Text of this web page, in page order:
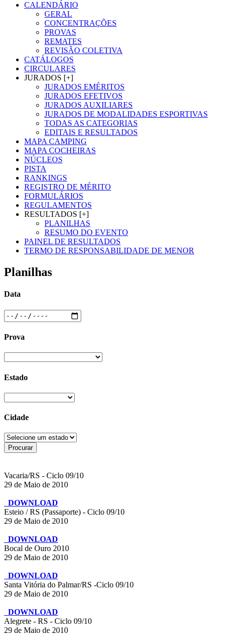
CALENDÁRIO
GERAL
CONCENTRAÇÕES
PROVAS
REMATES
REVISÃO COLETIVA
CATÁLOGOS
CIRCULARES
JURADOS [+]
JURADOS EMÉRITOS
JURADOS EFETIVOS
JURADOS AUXILIARES
JURADOS DE MODALIDADES ESPORTIVAS
TODAS AS CATEGORIAS
EDITAIS E RESULTADOS
MAPA CAMPING
MAPA COCHEIRAS
NÚCLEOS
PISTA
RANKINGS
REGISTRO DE MÉRITO
FORMULÁRIOS
REGULAMENTOS
RESULTADOS [+]
PLANILHAS
RESUMO DO EVENTO
PAINEL DE RESULTADOS
TERMO DE RESPONSABILIDADE DE MENOR
Planilhas
Data
Prova
Estado
Cidade
Vacaria/RS - Ciclo 09/10
29 de Maio de 2010
DOWNLOAD
Esteio / RS (Passaporte) - Ciclo 09/10
29 de Maio de 2010
DOWNLOAD
Bocal de Ouro 2010
29 de Maio de 2010
DOWNLOAD
Santa Vitória do Palmar/RS -Ciclo 09/10
29 de Maio de 2010
DOWNLOAD
Alegrete - RS - Ciclo 09/10
29 de Maio de 2010